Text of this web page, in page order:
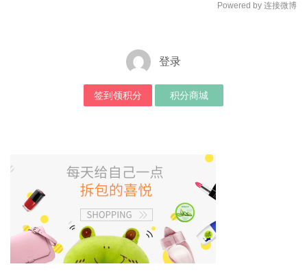
Powered by 连接微博
登录
签到领积分 积分商城